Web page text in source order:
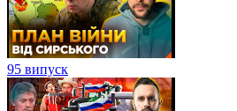
95 випуск